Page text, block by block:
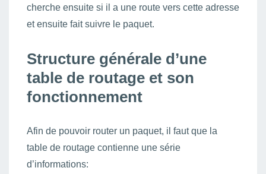
cherche ensuite si il a une route vers cette adresse
et ensuite fait suivre le paquet.
Structure générale d’une
table de routage et son
fonctionnement
Afin de pouvoir router un paquet, il faut que la
table de routage contienne une série
d’informations: